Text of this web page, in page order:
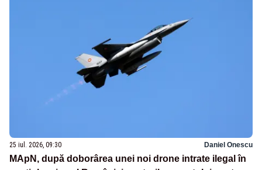
25 iul. 2026, 09:30 Daniel Onescu
MApN, după doborârea unei noi drone intrate ilegal în